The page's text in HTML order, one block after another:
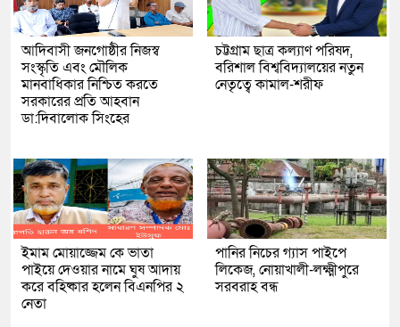
আদিবাসী জনগোষ্ঠীর নিজস্ব
সংস্কৃতি এবং মৌলিক
মানবাধিকার নিশ্চিত করতে
সরকারের প্রতি আহবান
ডা:দিবালোক সিংহের
চট্টগ্রাম ছাত্র কল্যাণ পরিষদ,
বরিশাল বিশ্ববিদ্যালয়ের নতুন
নেতৃত্বে কামাল-শরীফ
ইমাম মোয়াজ্জেম কে ভাতা
পাইয়ে দেওয়ার নামে ঘুষ আদায়
করে বহিষ্কার হলেন বিএনপির ২
নেতা
পানির নিচের গ্যাস পাইপে
লিকেজ, নোয়াখালী-লক্ষ্মীপুরে
সরবরাহ বন্ধ